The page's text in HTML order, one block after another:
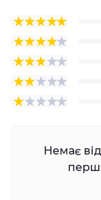
Немає